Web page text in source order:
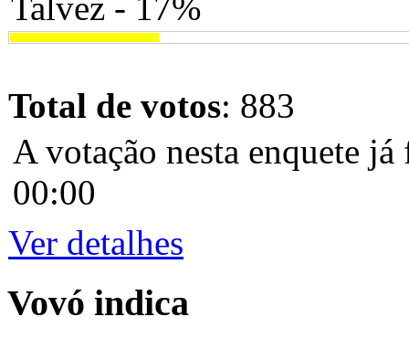
Talvez - 17%
Total de votos: 883
A votação nesta enquete
00:00
Ver detalhes
Vovó indica